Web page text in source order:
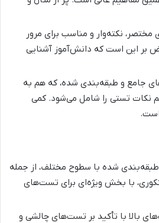
مختصر، نکته‌وار و مناسب برای مرور
بر این است که دانش‌آموز آشنایی
جامع و طبقه‌بندی شده، که هم به
نکات تستی را شامل می‌شود. کمی
است.
شده با سطوح مختلف، از جمله
با بخش ویژه‌ای برای تست‌های
بالا با تأکید بر تست‌های چالشی و